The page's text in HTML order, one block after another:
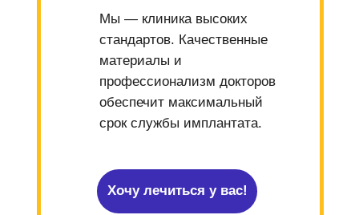
Мы — клиника высоких
стандартов. Качественные
материалы и
профессионализм докторов
обеспечит максимальный
срок службы имплантата.
Хочу лечиться у вас!